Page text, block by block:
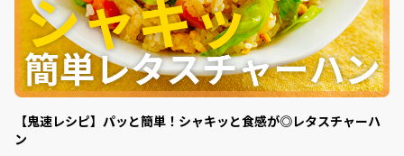
【鬼速レシピ】パッと簡単！シャキッと食感が◎レタスチャーハ
ン